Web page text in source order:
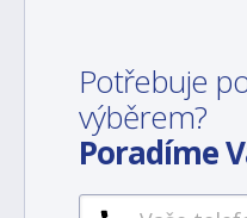
Potřebuje
výběrem?
Poradíme